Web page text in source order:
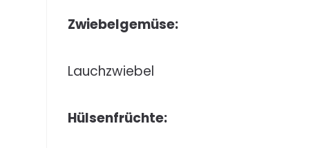
Zwiebelgemüse:
Lauchzwiebel
Hülsenfrüchte: